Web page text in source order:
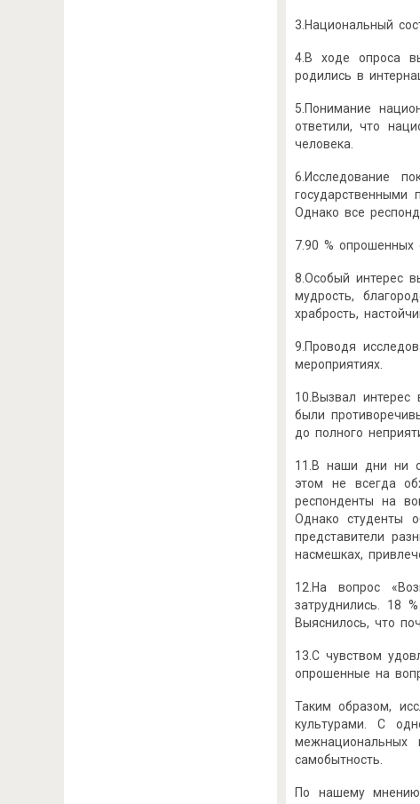
3.Национальный
4.В ходе опроса
родились в
5.Понимание
ответили, что
человека.
6.Исследование
государственными
Однако все
7.90 %
8.Особый интерес
мудрость,
храбрость,
9.Проводя
мероприятиях.
10.Вызвал
были
до полного
11.В наши дни ни
этом не всегда
респонденты на
Однако студенты
представители
насмешках,
12.На вопрос
затруднились. 18
Выяснилось, что
13.С чувством
опрошенные на
Таким образом,
культурами. С
межнациональных
самобытность.
По нашему